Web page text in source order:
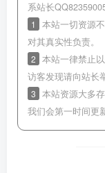
系站长
1
本站一切资源
对其真实性负责。
2 本站一律禁止
访客发现请向站长
3 本站资源大多
我们会第一时间更新